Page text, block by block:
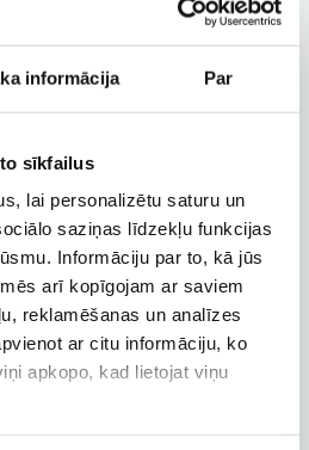
informācija Par
sīkfailus
lai personalizētu saturu un
saziņas līdzekļu funkcijas
Informāciju par to, kā jūs
arī kopīgojam ar saviem
reklamēšanas un analīzes
ar citu informāciju, ko
apkopo, kad lietojat viņu
pārvaldība
konts
un
lidojumu
izsekošana